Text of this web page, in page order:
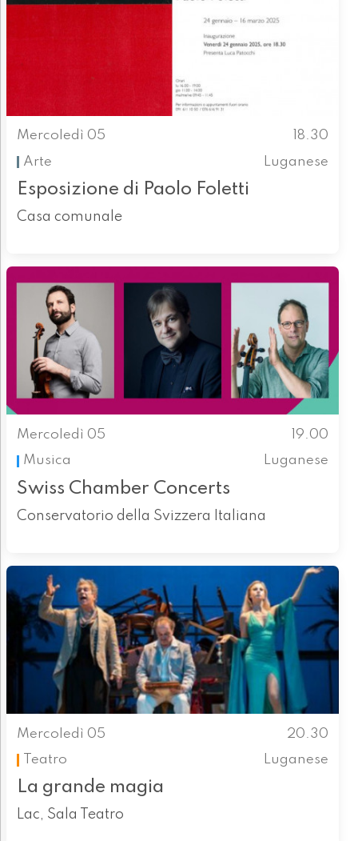
Mercoledì 05
18.30
Arte
Luganese
Esposizione di Paolo Foletti
Casa comunale
Mercoledì 05
19.00
Musica
Luganese
Swiss Chamber Concerts
Conservatorio della Svizzera Italiana
Mercoledì 05
20.30
Teatro
Luganese
La grande magia
Lac, Sala Teatro